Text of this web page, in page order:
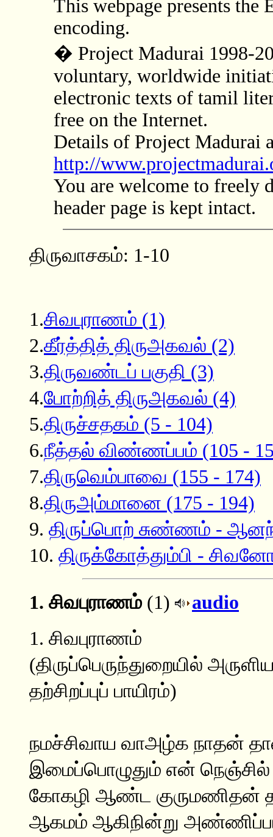
This webpage presents
encoding.
� Project Madurai 1998-
voluntary, worldwide
electronic texts of tamil
free on the Internet.
Details of Project Madurai
http://
You are welcome to freely
header page is kept intact.
திருவாசகம்: 1-10
1.சிவபுராணம் (1)
2.கீர்த்தித் திருஅகவல் (2)
3.திருவண்டப் பகுதி (3)
4.போற்றித் திருஅகவல் (4)
5.திருச்சதகம் (5 - 104)
6.நீத்தல் விண்ணப்பம் (105 -
7.திருவெம்பாவை (155 - 174)
8.திருஅம்மானை (175 - 194)
9. திருப்பொற் சுண்ணம் -
10. திருக்கோத்தும்பி -
1. சிவபுராணம் (1)
audio
1. சிவபுராணம்
(திருப்பெருந்துறையில்
தற்சிறப்புப் பாயிரம்)
நமச்சிவாய வாஅழ்க நாதன்
இமைப்பொழுதும் என்
கோகழி ஆண்ட குருமணிதன்
ஆகமம் ஆகிநின்று